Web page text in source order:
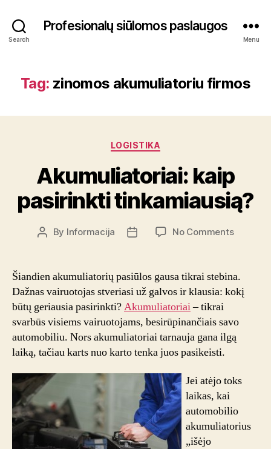
Search
Profesionalų siūlomos paslaugos
Menu
Tag: zinomos akumuliatoriu firmos
Categories
LOGISTIKA
Akumuliatoriai: kaip
pasirinkti tinkamiausią?
Post
By Informacija
Post
No Commentson
Šiandien akumuliatorių pasiūlos gausa tikrai stebina.
Dažnas vairuotojas stveriasi už galvos ir klausia: kokį
būtų geriausia pasirinkti?Akumuliatoriai– tikrai
svarbūs visiems vairuotojams, besirūpinančiais savo
automobiliu. Nors akumuliatoriai tarnauja gana ilgą
laiką, tačiau karts nuo karto tenka juos pasikeisti.
Jei atėjo toks
laikas, kai
automobilio
akumuliatorius
„išėjo